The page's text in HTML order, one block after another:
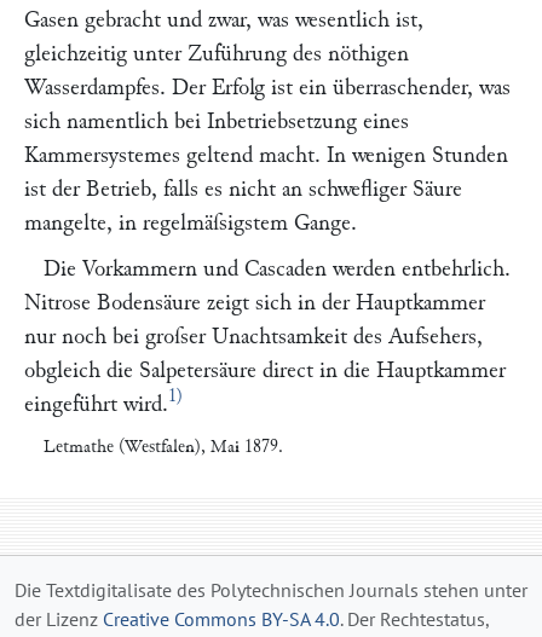
Gasen gebracht und zwar, was wesentlich ist,
gleichzeitig unter Zuführung des nöthigen
Wasserdampfes. Der Erfolg ist ein überraschender, was
sich namentlich bei Inbetriebsetzung eines
Kammersystemes geltend macht. In wenigen Stunden
ist der Betrieb, falls es nicht an schwefliger Säure
mangelte, in regelmäſsigstem Gange.
Die Vorkammern und Cascaden werden entbehrlich.
Nitrose Bodensäure zeigt sich in der Hauptkammer
nur noch bei groſser Unachtsamkeit des Aufsehers,
obgleich die Salpetersäure direct in die Hauptkammer
eingeführt wird.1)
Letmathe (Westfalen), Mai 1879.
Die Textdigitalisate des Polytechnischen Journals stehen unter
der Lizenz Creative Commons BY-SA 4.0. Der Rechtestatus,